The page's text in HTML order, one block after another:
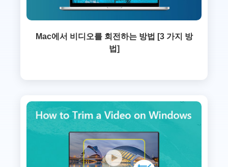
Mac에서 비디오를 회전하는 방법 [3 가지 방
법]